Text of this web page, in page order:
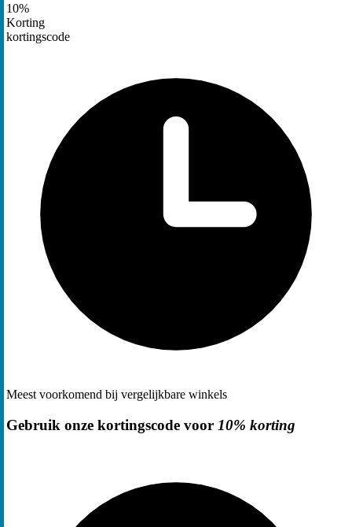
10%
Korting
kortingscode
Meest voorkomend bij vergelijkbare winkels
Gebruik onze kortingscode voor 10% korting